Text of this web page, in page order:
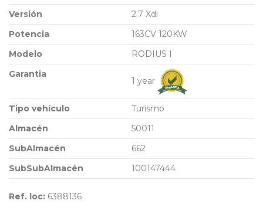
Versión
2.7 Xdi
Potencia
163CV 120KW
Modelo
RODIUS I
Garantia
1 year
Tipo vehículo
Turismo
Almacén
50011
SubAlmacén
662
SubSubAlmacén
100147444
Ref. loc: 6388136